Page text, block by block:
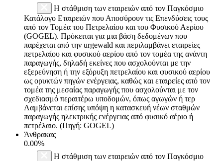
Η στάθμιση των εταιρειών από τον Παγκόσμιο
Κατάλογο Εταιρειών που Αποσύρουν τις Επενδύσεις τους
από τον Τομέα του Πετρελαίου και του Φυσικού Αερίου
(GOGEL). Πρόκειται για μια βάση δεδομένων που
παρέχεται από την urgewald και περιλαμβάνει εταιρείες
πετρελαίου και φυσικού αερίου από τον τομέα της ανάντη
παραγωγής, δηλαδή εκείνες που ασχολούνται με την
εξερεύνηση ή την εξόρυξη πετρελαίου και φυσικού αερίου
ως ορυκτών πηγών ενέργειας, καθώς και εταιρείες από τον
τομέα της μεσαίας παραγωγής που ασχολούνται με τον
σχεδιασμό περαιτέρω υποδομών, όπως αγωγών ή τερ
Λαμβάνεται επίσης υπόψη η κατασκευή νέων σταθμών
παραγωγής ηλεκτρικής ενέργειας από φυσικό αέριο ή
πετρέλαιο. (Πηγή: GOGEL)
Άνθρακας
0.00%
Η στάθμιση των εταιρειών από τον Παγκόσμιο